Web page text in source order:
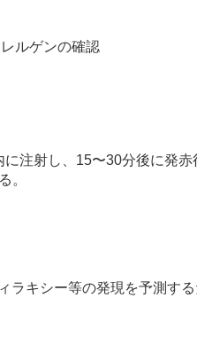
ルゲンの確認
注射し、15〜30分後に発
。
キシー等の発現を予測する